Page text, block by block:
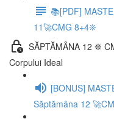
📚[PDF]
11🚀CMG 8+4❊
SĂPTĂMÂNA 12 ❊
Corpului Ideal
[BONUS]
Săptămâna 12